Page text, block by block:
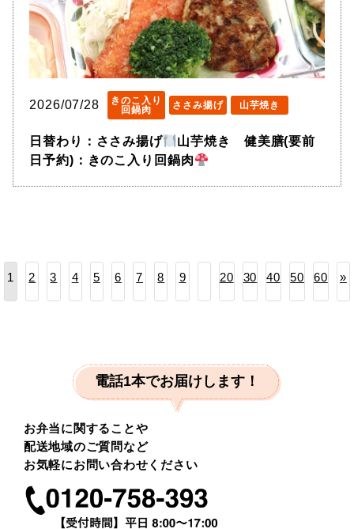
2026/07/28
きのこ入り
回鍋肉
ささみ揚げ 山芋焼き
日替わり：ささみ揚げ
山芋焼き 健美膳(要前
日予約)：きのこ入り回鍋肉
1 2 3 4 5 6 7 8 9 20 30 40 50 60 »
電話1本でお届けします！
お弁当に関することや
配送地域のご質問など
お気軽にお問い合わせください